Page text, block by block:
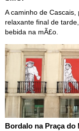
A caminho de
relaxante final de
bebida na mÃ£o.
Bordalo na Praça do